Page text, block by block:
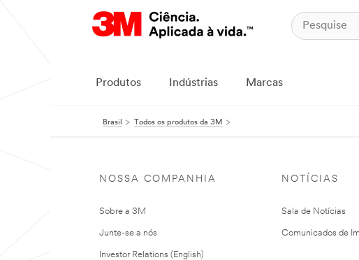
Produtos Indústrias Marcas
Brasil Todos os produtos da 3M
NOSSA COMPANHIA
Sobre a 3M
Junte-se a nós
Investor Relations (English)
NOTÍCIAS
Sala de Notícias
Comunicados de